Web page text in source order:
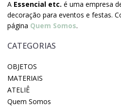
A Essencial etc. é uma empresa
decoração para eventos e festas.
página Quem Somos.
CATEGORIAS
OBJETOS
MATERIAIS
ATELIÊ
Quem Somos